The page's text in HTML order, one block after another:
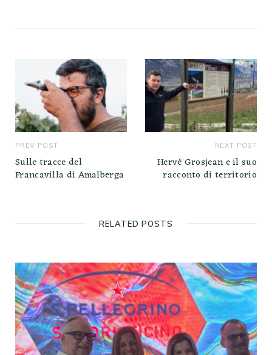
PREV POST
Sulle tracce del
Francavilla di Amalberga
NEXT POST
Hervé Grosjean e il suo
racconto di territorio
RELATED POSTS